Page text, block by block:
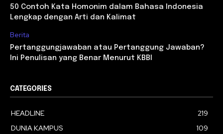
50 Contoh Kata Homonim dalam Bahasa Indonesia
Lengkap dengan Arti dan Kalimat
Berita
Pertanggungjawaban atau Pertanggung Jawaban?
Ini Penulisan yang Benar Menurut KBBI
CATEGORIES
HEADLINE
219
DUNIA KAMPUS
109